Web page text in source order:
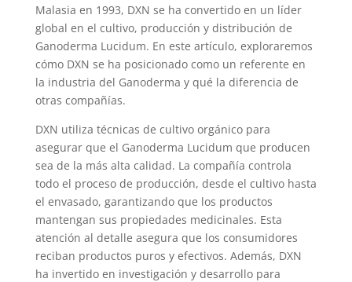
Malasia en 1993, DXN se ha convertido en un líder
global en el cultivo, producción y distribución de
Ganoderma Lucidum. En este artículo, exploraremos
cómo DXN se ha posicionado como un referente en
la industria del Ganoderma y qué la diferencia de
otras compañías.
DXN utiliza técnicas de cultivo orgánico para
asegurar que el Ganoderma Lucidum que producen
sea de la más alta calidad. La compañía controla
todo el proceso de producción, desde el cultivo hasta
el envasado, garantizando que los productos
mantengan sus propiedades medicinales. Esta
atención al detalle asegura que los consumidores
reciban productos puros y efectivos. Además, DXN
ha invertido en investigación y desarrollo para